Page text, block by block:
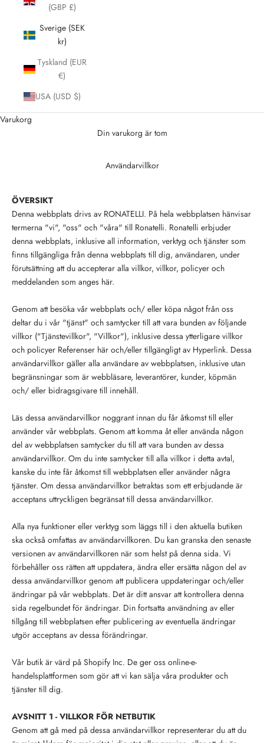
(GBP £)
Sverige (SEK
kr)
Tyskland (EUR
€)
USA (USD $)
Varukorg
Din varukorg är tom
Användarvillkor
ÖVERSIKT
Denna webbplats drivs av RONATELLI. På hela webbplatsen hänvisar
termerna "vi", "oss" och "våra" till Ronatelli. Ronatelli erbjuder
denna webbplats, inklusive all information, verktyg och tjänster som
finns tillgängliga från denna webbplats till dig, användaren, under
förutsättning att du accepterar alla villkor, villkor, policyer och
meddelanden som anges här.
Genom att besöka vår webbplats och/ eller köpa något från oss
deltar du i vår "tjänst" och samtycker till att vara bunden av följande
villkor ("Tjänstevillkor", "Villkor"), inklusive dessa ytterligare villkor
och policyer Referenser här och/eller tillgängligt av Hyperlink. Dessa
användarvillkor gäller alla användare av webbplatsen, inklusive utan
begränsningar som är webbläsare, leverantörer, kunder, köpmän
och/ eller bidragsgivare till innehåll.
Läs dessa användarvillkor noggrant innan du får åtkomst till eller
använder vår webbplats. Genom att komma åt eller använda någon
del av webbplatsen samtycker du till att vara bunden av dessa
användarvillkor. Om du inte samtycker till alla villkor i detta avtal,
kanske du inte får åtkomst till webbplatsen eller använder några
tjänster. Om dessa användarvillkor betraktas som ett erbjudande är
acceptans uttryckligen begränsat till dessa användarvillkor.
Alla nya funktioner eller verktyg som läggs till i den aktuella butiken
ska också omfattas av användarvillkoren. Du kan granska den senaste
versionen av användarvillkoren när som helst på denna sida. Vi
förbehåller oss rätten att uppdatera, ändra eller ersätta någon del av
dessa användarvillkor genom att publicera uppdateringar och/eller
ändringar på vår webbplats. Det är ditt ansvar att kontrollera denna
sida regelbundet för ändringar. Din fortsatta användning av eller
tillgång till webbplatsen efter publicering av eventuella ändringar
utgör acceptans av dessa förändringar.
Vår butik är värd på Shopify Inc. De ger oss online-e-
handelsplattformen som gör att vi kan sälja våra produkter och
tjänster till dig.
AVSNITT 1 - VILLKOR FÖR NETBUTIK
Genom att gå med på dessa användarvillkor representerar du att du